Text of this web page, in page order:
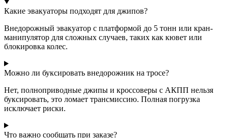
Какие эвакуаторы подходят для джипов?
Внедорожный эвакуатор с платформой до 5 тонн или кран-
манипулятор для сложных случаев, таких как кювет или
блокировка колес.
Можно ли буксировать внедорожник на тросе?
Нет, полноприводные джипы и кроссоверы с АКПП нельзя
буксировать, это ломает трансмиссию. Полная погрузка
исключает риски.
Что важно сообщать при заказе?